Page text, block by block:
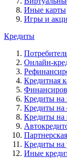
Иные карты
Игры и
Кредиты
Онлайн-
Кредитная
Кредиты на
Кредиты на
Кредиты на
Кредиты на
Иные